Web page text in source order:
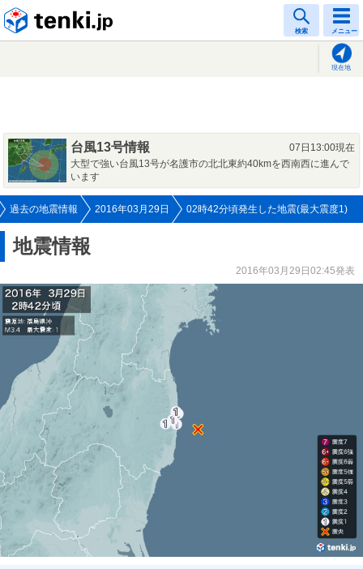
検索 メニュー
現在地
台風13号情報
07日13:00現在
大型で強い台風13号が名護市の北北東約40kmを西南西に進んで
います
過去の地震情報 2016年03月29日 02時42分頃発生した地震(最大震度1)
地震情報
2016年03月29日02:45発表